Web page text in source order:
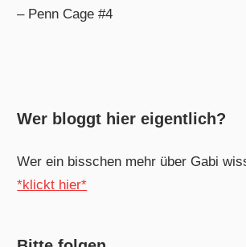
– Penn Cage #4
Wer bloggt hier eigentlich?
Wer ein bisschen mehr über Gabi
*klickt hier*